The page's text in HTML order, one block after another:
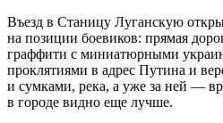
Въезд в Станицу Луганскую
на позиции боевиков: прямая
граффити с миниатюрными
проклятиями в адрес Путина и
и сумками, река, а уже за ней —
в городе видно еще лучше.